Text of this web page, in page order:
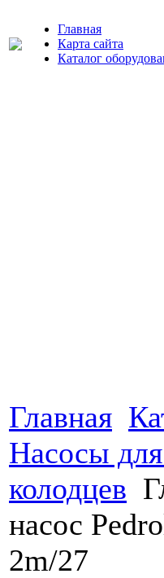
Главная
Карта сайта
Каталог
Главная
Насосы
колодцев
насос
2m/27